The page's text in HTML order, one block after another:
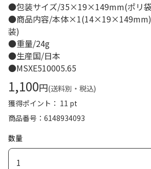
●包装サイズ/35×19×149mm(ポリ
●商品内容/本体×1(14×19×149mm)
装)
●重量/24g
●生産国/日本
●MSXE510005.65
1,100円(送料別・税込)
獲得ポイント： 11 pt
商品番号
6148934093
数量
1